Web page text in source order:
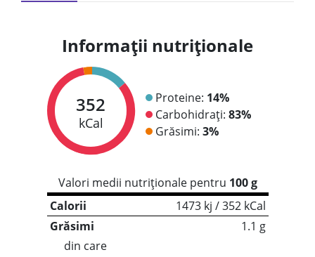
Informații nutriționale
352
kCal
Proteine: 14%
Carbohidrați: 83%
Grăsimi: 3%
Valori medii nutriționale pentru 100 g
Calorii
1473 kj / 352 kCal
Grăsimi
1.1 g
din care